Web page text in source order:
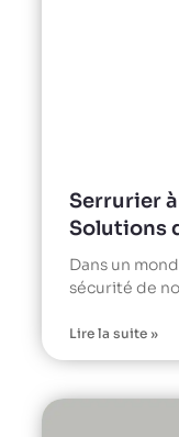
Serrurier
Solutions
Dans un
sécurité de
Lire la suite »